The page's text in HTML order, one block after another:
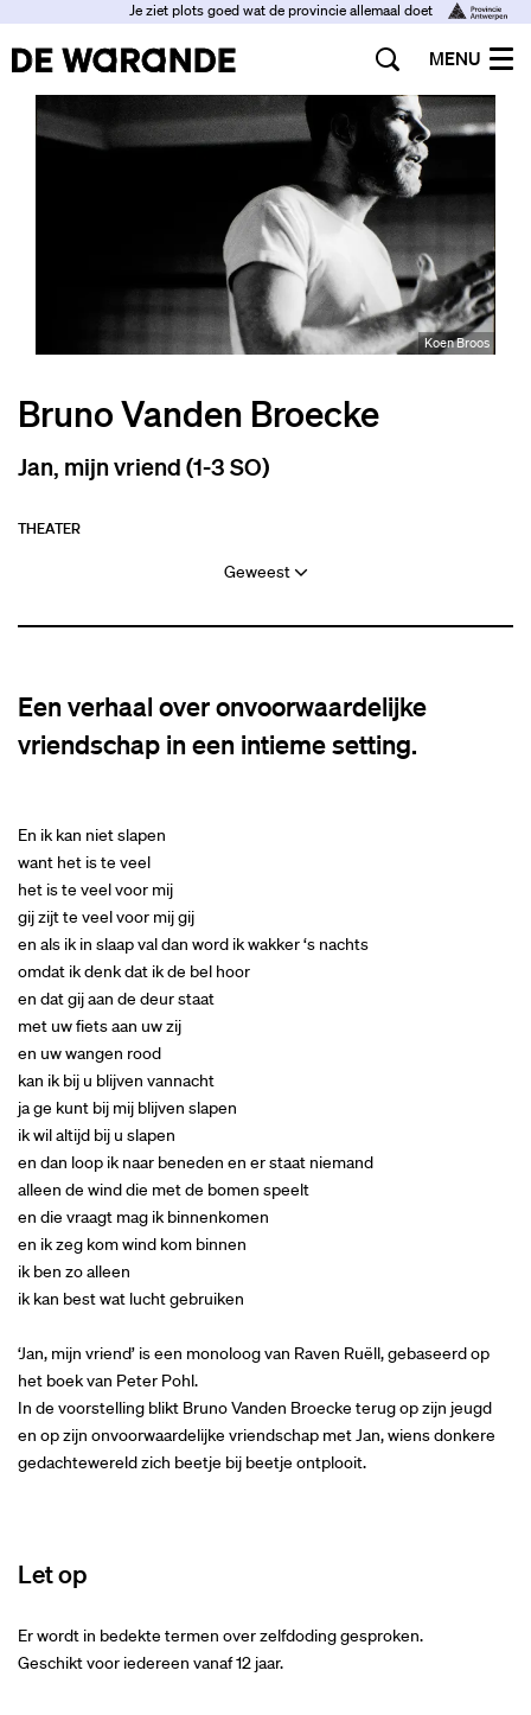
Je ziet plots goed wat de provincie allemaal doet
MENU
Koen Broos
Bruno Vanden Broecke
Jan, mijn vriend (1-3 SO)
THEATER
Geweest
Een verhaal over onvoorwaardelijke
vriendschap in een intieme setting.
En ik kan niet slapen
want het is te veel
het is te veel voor mij
gij zijt te veel voor mij gij
en als ik in slaap val dan word ik wakker ‘s nachts
omdat ik denk dat ik de bel hoor
en dat gij aan de deur staat
met uw fiets aan uw zij
en uw wangen rood
kan ik bij u blijven vannacht
ja ge kunt bij mij blijven slapen
ik wil altijd bij u slapen
en dan loop ik naar beneden en er staat niemand
alleen de wind die met de bomen speelt
en die vraagt mag ik binnenkomen
en ik zeg kom wind kom binnen
ik ben zo alleen
ik kan best wat lucht gebruiken
‘Jan, mijn vriend’ is een monoloog van Raven Ruëll, gebaseerd op
het boek van Peter Pohl.
In de voorstelling blikt Bruno Vanden Broecke terug op zijn jeugd
en op zijn onvoorwaardelijke vriendschap met Jan, wiens donkere
gedachtewereld zich beetje bij beetje ontplooit.
Let op
Er wordt in bedekte termen over zelfdoding gesproken.
Geschikt voor iedereen vanaf 12 jaar.